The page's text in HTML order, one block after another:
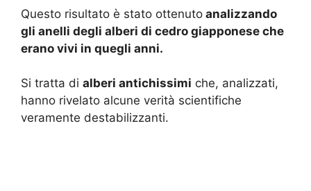
Questo risultato è stato ottenuto analizzando
gli anelli degli alberi di cedro giapponese che
erano vivi in quegli anni.
Si tratta di alberi antichissimi che, analizzati,
hanno rivelato alcune verità scientifiche
veramente destabilizzanti.